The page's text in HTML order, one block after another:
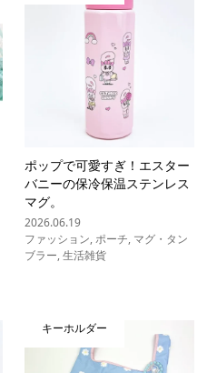
ポップで可愛すぎ！エスター
バニーの保冷保温ステンレス
マグ。
2026.06.19
ファッション,ポーチ, マグ・タン
ブラー,生活雑貨
キーホルダー